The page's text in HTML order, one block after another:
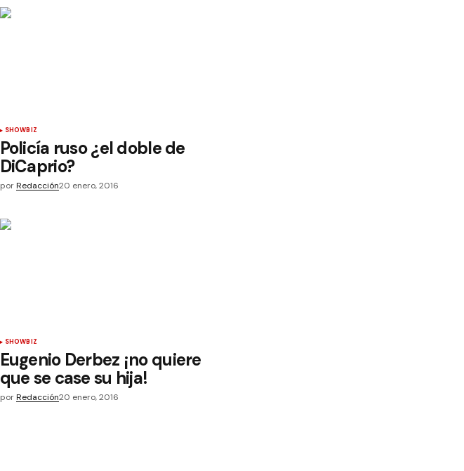
SHOWBIZ
Policía ruso ¿el doble de
DiCaprio?
por Redacción20 enero, 2016
SHOWBIZ
Eugenio Derbez ¡no quiere
que se case su hija!
por Redacción20 enero, 2016